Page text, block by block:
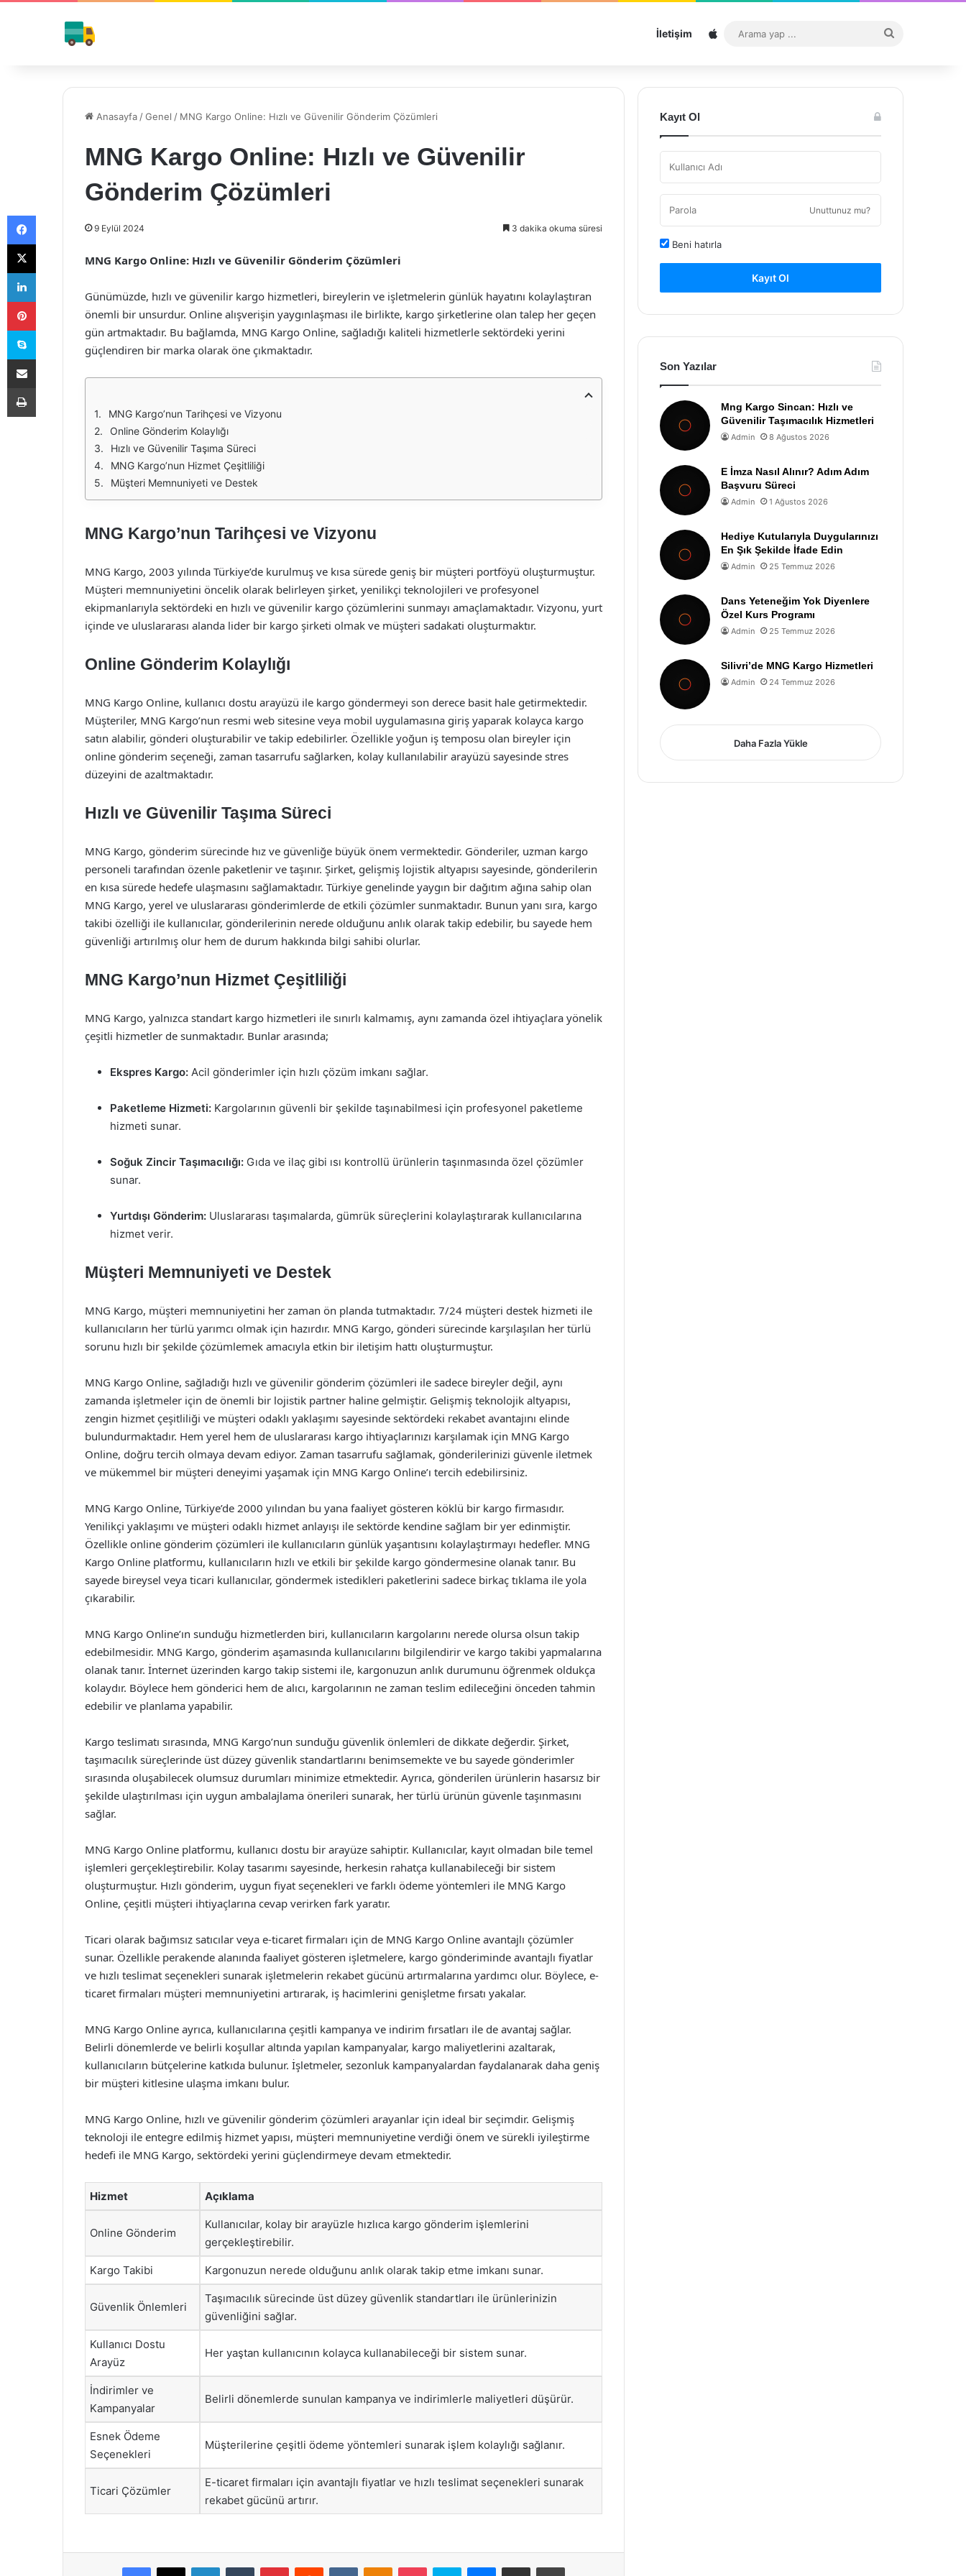
İletişim Sitemap
...
Anasayfa /Genel / MNG Kargo Online: Hızlı ve Güvenilir Gönderim Çözümleri
MNG Kargo Online: Hızlı ve Güvenilir
Gönderim Çözümleri
9 Eylül 2024 3 dakika okuma süresi
MNG Kargo Online: Hızlı ve Güvenilir Gönderim Çözümleri
Günümüzde, hızlı ve güvenilir kargo hizmetleri, bireylerin ve işletmelerin günlük hayatını kolaylaştıran
önemli bir unsurdur. Online alışverişin yaygınlaşması ile birlikte, kargo şirketlerine olan talep her geçen
gün artmaktadır. Bu bağlamda, MNG Kargo Online, sağladığı kaliteli hizmetlerle sektördeki yerini
güçlendiren bir marka olarak öne çıkmaktadır.
MNG Kargo’nun Tarihçesi ve Vizyonu
Online Gönderim Kolaylığı
Hızlı ve Güvenilir Taşıma Süreci
MNG Kargo’nun Hizmet Çeşitliliği
Müşteri Memnuniyeti ve Destek
MNG Kargo’nun Tarihçesi ve Vizyonu
MNG Kargo, 2003 yılında Türkiye’de kurulmuş ve kısa sürede geniş bir müşteri portföyü oluşturmuştur.
Müşteri memnuniyetini öncelik olarak belirleyen şirket, yenilikçi teknolojileri ve profesyonel
ekipmanlarıyla sektördeki en hızlı ve güvenilir kargo çözümlerini sunmayı amaçlamaktadır. Vizyonu, yurt
içinde ve uluslararası alanda lider bir kargo şirketi olmak ve müşteri sadakati oluşturmaktır.
Online Gönderim Kolaylığı
MNG Kargo Online, kullanıcı dostu arayüzü ile kargo göndermeyi son derece basit hale getirmektedir.
Müşteriler, MNG Kargo’nun resmi web sitesine veya mobil uygulamasına giriş yaparak kolayca kargo
satın alabilir, gönderi oluşturabilir ve takip edebilirler. Özellikle yoğun iş temposu olan bireyler için
online gönderim seçeneği, zaman tasarrufu sağlarken, kolay kullanılabilir arayüzü sayesinde stres
düzeyini de azaltmaktadır.
Hızlı ve Güvenilir Taşıma Süreci
MNG Kargo, gönderim sürecinde hız ve güvenliğe büyük önem vermektedir. Gönderiler, uzman kargo
personeli tarafından özenle paketlenir ve taşınır. Şirket, gelişmiş lojistik altyapısı sayesinde, gönderilerin
en kısa sürede hedefe ulaşmasını sağlamaktadır. Türkiye genelinde yaygın bir dağıtım ağına sahip olan
MNG Kargo, yerel ve uluslararası gönderimlerde de etkili çözümler sunmaktadır. Bunun yanı sıra, kargo
takibi özelliği ile kullanıcılar, gönderilerinin nerede olduğunu anlık olarak takip edebilir, bu sayede hem
güvenliği artırılmış olur hem de durum hakkında bilgi sahibi olurlar.
MNG Kargo’nun Hizmet Çeşitliliği
MNG Kargo, yalnızca standart kargo hizmetleri ile sınırlı kalmamış, aynı zamanda özel ihtiyaçlara yönelik
çeşitli hizmetler de sunmaktadır. Bunlar arasında;
Ekspres Kargo: Acil gönderimler için hızlı çözüm imkanı sağlar.
Paketleme Hizmeti: Kargolarının güvenli bir şekilde taşınabilmesi için profesyonel paketleme
hizmeti sunar.
Soğuk Zincir Taşımacılığı: Gıda ve ilaç gibi ısı kontrollü ürünlerin taşınmasında özel çözümler
sunar.
Yurtdışı Gönderim: Uluslararası taşımalarda, gümrük süreçlerini kolaylaştırarak kullanıcılarına
hizmet verir.
Müşteri Memnuniyeti ve Destek
MNG Kargo, müşteri memnuniyetini her zaman ön planda tutmaktadır. 7/24 müşteri destek hizmeti ile
kullanıcıların her türlü yarımcı olmak için hazırdır. MNG Kargo, gönderi sürecinde karşılaşılan her türlü
sorunu hızlı bir şekilde çözümlemek amacıyla etkin bir iletişim hattı oluşturmuştur.
MNG Kargo Online, sağladığı hızlı ve güvenilir gönderim çözümleri ile sadece bireyler değil, aynı
zamanda işletmeler için de önemli bir lojistik partner haline gelmiştir. Gelişmiş teknolojik altyapısı,
zengin hizmet çeşitliliği ve müşteri odaklı yaklaşımı sayesinde sektördeki rekabet avantajını elinde
bulundurmaktadır. Hem yerel hem de uluslararası kargo ihtiyaçlarınızı karşılamak için MNG Kargo
Online, doğru tercih olmaya devam ediyor. Zaman tasarrufu sağlamak, gönderilerinizi güvenle iletmek
ve mükemmel bir müşteri deneyimi yaşamak için MNG Kargo Online’ı tercih edebilirsiniz.
MNG Kargo Online, Türkiye’de 2000 yılından bu yana faaliyet gösteren köklü bir kargo firmasıdır.
Yenilikçi yaklaşımı ve müşteri odaklı hizmet anlayışı ile sektörde kendine sağlam bir yer edinmiştir.
Özellikle online gönderim çözümleri ile kullanıcıların günlük yaşantısını kolaylaştırmayı hedefler. MNG
Kargo Online platformu, kullanıcıların hızlı ve etkili bir şekilde kargo göndermesine olanak tanır. Bu
sayede bireysel veya ticari kullanıcılar, göndermek istedikleri paketlerini sadece birkaç tıklama ile yola
çıkarabilir.
MNG Kargo Online’ın sunduğu hizmetlerden biri, kullanıcıların kargolarını nerede olursa olsun takip
edebilmesidir. MNG Kargo, gönderim aşamasında kullanıcılarını bilgilendirir ve kargo takibi yapmalarına
olanak tanır. İnternet üzerinden kargo takip sistemi ile, kargonuzun anlık durumunu öğrenmek oldukça
kolaydır. Böylece hem gönderici hem de alıcı, kargolarının ne zaman teslim edileceğini önceden tahmin
edebilir ve planlama yapabilir.
Kargo teslimatı sırasında, MNG Kargo’nun sunduğu güvenlik önlemleri de dikkate değerdir. Şirket,
taşımacılık süreçlerinde üst düzey güvenlik standartlarını benimsemekte ve bu sayede gönderimler
sırasında oluşabilecek olumsuz durumları minimize etmektedir. Ayrıca, gönderilen ürünlerin hasarsız bir
şekilde ulaştırılması için uygun ambalajlama önerileri sunarak, her türlü ürünün güvenle taşınmasını
sağlar.
MNG Kargo Online platformu, kullanıcı dostu bir arayüze sahiptir. Kullanıcılar, kayıt olmadan bile temel
işlemleri gerçekleştirebilir. Kolay tasarımı sayesinde, herkesin rahatça kullanabileceği bir sistem
oluşturmuştur. Hızlı gönderim, uygun fiyat seçenekleri ve farklı ödeme yöntemleri ile MNG Kargo
Online, çeşitli müşteri ihtiyaçlarına cevap verirken fark yaratır.
Ticari olarak bağımsız satıcılar veya e-ticaret firmaları için de MNG Kargo Online avantajlı çözümler
sunar. Özellikle perakende alanında faaliyet gösteren işletmelere, kargo gönderiminde avantajlı fiyatlar
ve hızlı teslimat seçenekleri sunarak işletmelerin rekabet gücünü artırmalarına yardımcı olur. Böylece, e-
ticaret firmaları müşteri memnuniyetini artırarak, iş hacimlerini genişletme fırsatı yakalar.
MNG Kargo Online ayrıca, kullanıcılarına çeşitli kampanya ve indirim fırsatları ile de avantaj sağlar.
Belirli dönemlerde ve belirli koşullar altında yapılan kampanyalar, kargo maliyetlerini azaltarak,
kullanıcıların bütçelerine katkıda bulunur. İşletmeler, sezonluk kampanyalardan faydalanarak daha geniş
bir müşteri kitlesine ulaşma imkanı bulur.
MNG Kargo Online, hızlı ve güvenilir gönderim çözümleri arayanlar için ideal bir seçimdir. Gelişmiş
teknoloji ile entegre edilmiş hizmet yapısı, müşteri memnuniyetine verdiği önem ve sürekli iyileştirme
hedefi ile MNG Kargo, sektördeki yerini güçlendirmeye devam etmektedir.
Hizmet Açıklama
Online Gönderim
Kullanıcılar, kolay bir arayüzle hızlıca kargo gönderim işlemlerini
gerçekleştirebilir.
Kargo Takibi Kargonuzun nerede olduğunu anlık olarak takip etme imkanı sunar.
Güvenlik Önlemleri
Taşımacılık sürecinde üst düzey güvenlik standartları ile ürünlerinizin
güvenliğini sağlar.
Kullanıcı Dostu
Arayüz
Her yaştan kullanıcının kolayca kullanabileceği bir sistem sunar.
İndirimler ve
Kampanyalar
Belirli dönemlerde sunulan kampanya ve indirimlerle maliyetleri düşürür.
Esnek Ödeme
Seçenekleri
Müşterilerine çeşitli ödeme yöntemleri sunarak işlem kolaylığı sağlanır.
Ticari Çözümler
E-ticaret firmaları için avantajlı fiyatlar ve hızlı teslimat seçenekleri sunarak
rekabet gücünü artırır.
Facebook
X LinkedInTumblr PinterestReddit VKontakteOdnoklassniki
Pocket Skype Messenger
E-Posta ile paylaş Yazdır
Kayıt Ol
Unuttunuz mu?
Beni hatırla
Kayıt Ol
Son Yazılar
Mng Kargo Sincan: Hızlı ve
Güvenilir Taşımacılık Hizmetleri
Admin 8 Ağustos 2026
E İmza Nasıl Alınır? Adım Adım
Başvuru Süreci
Admin 1 Ağustos 2026
Hediye Kutularıyla Duygularınızı
En Şık Şekilde İfade Edin
Admin 25 Temmuz 2026
Dans Yeteneğim Yok Diyenlere
Özel Kurs Programı
Admin 25 Temmuz 2026
Silivri’de MNG Kargo Hizmetleri
Admin 24 Temmuz 2026
Daha Fazla Yükle
Facebook
X
LinkedIn
Pinterest
Skype
E-Posta ile paylaş